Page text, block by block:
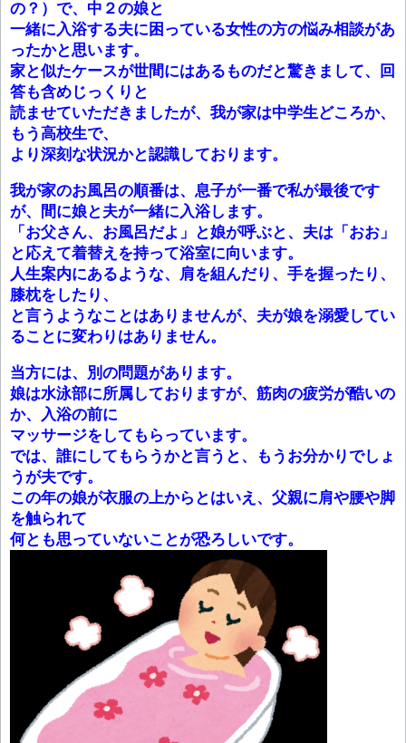
の？）で、中２の娘と
一緒に入浴する夫に困っている女性の方の悩み相談があ
ったかと思います。
家と似たケースが世間にはあるものだと驚きまして、回
答も含めじっくりと
読ませていただきましたが、我が家は中学生どころか、
もう高校生で、
より深刻な状況かと認識しております。
我が家のお風呂の順番は、息子が一番で私が最後です
が、間に娘と夫が一緒に入浴します。
「お父さん、お風呂だよ」と娘が呼ぶと、夫は「おお」
と応えて着替えを持って浴室に向います。
人生案内にあるような、肩を組んだり、手を握ったり、
膝枕をしたり、
と言うようなことはありませんが、夫が娘を溺愛してい
ることに変わりはありません。
当方には、別の問題があります。
娘は水泳部に所属しておりますが、筋肉の疲労が酷いの
か、入浴の前に
マッサージをしてもらっています。
では、誰にしてもらうかと言うと、もうお分かりでしょ
うが夫です。
この年の娘が衣服の上からとはいえ、父親に肩や腰や脚
を触られて
何とも思っていないことが恐ろしいです。